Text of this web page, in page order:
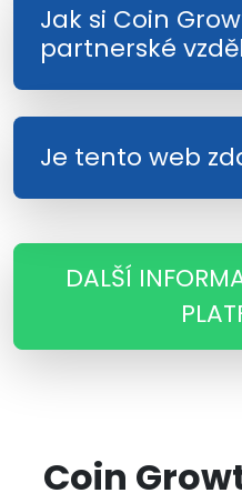
Jak si Coin
partnerské
Je tento web
DALŠÍ
Coin